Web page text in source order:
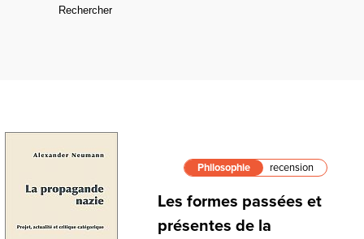
Philosophie recension
Les formes passées et
présentes de la